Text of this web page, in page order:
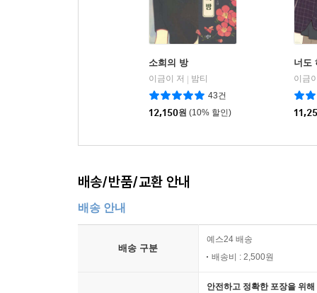
소희의 방
이금이 저
밤티
43건
12,150원 (10% 할인)
너도
이금
배송/반품/교환 안내
배송 안내
배송 구분
예스24 배송
배송비 : 2,500원
안전하고 정확한 포장을 위